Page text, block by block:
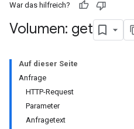
War das hilfreich?
Volumen: get
Auf dieser Seite
Anfrage
HTTP-Request
Parameter
Anfragetext